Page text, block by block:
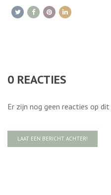
0 REACTIES
Er zijn nog geen reacties op
LAAT EEN BERICHT ACHTER!